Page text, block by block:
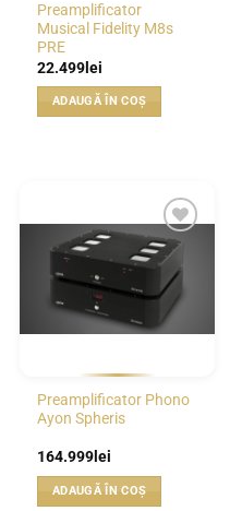
Preamplificator
Musical Fidelity M8s
PRE
22.499lei
ADAUGĂ ÎN COȘ
WISHLIST
Preamplificator Phono
Ayon Spheris
164.999 lei
ADAUGĂ ÎN COȘ